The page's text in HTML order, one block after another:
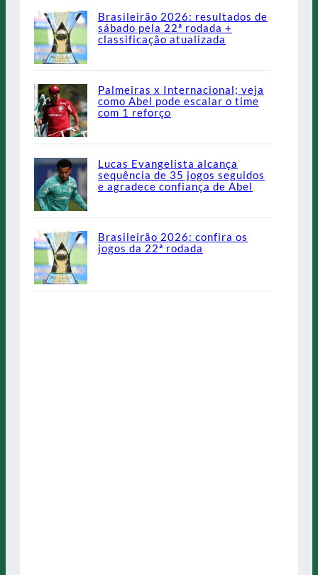
Brasileirão 2026: resultados de
sábado pela 22ª rodada +
classificação atualizada
Palmeiras x Internacional; veja
como Abel pode escalar o time
com 1 reforço
Lucas Evangelista alcança
sequência de 35 jogos seguidos
e agradece confiança de Abel
Brasileirão 2026: confira os
jogos da 22ª rodada